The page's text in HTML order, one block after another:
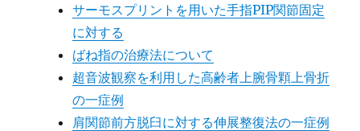
サーモスプリントを用いた手指PIP関節固定
に対する
ばね指の治療法について
超音波観察を利用した高齢者上腕骨顆上骨折
の一症例
肩関節前方脱臼に対する伸展整復法の一症例